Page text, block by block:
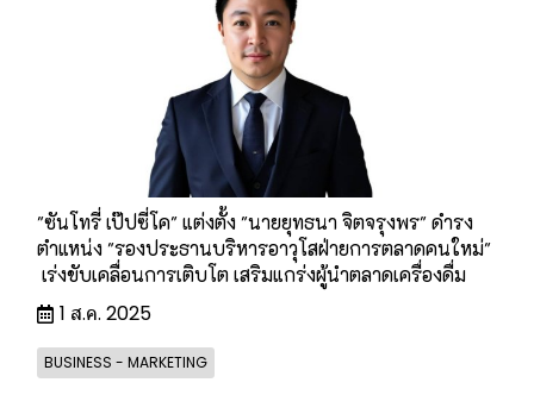
"ซันโทรี่ เป๊ปซี่โค" แต่งตั้ง "นายยุทธนา จิตจรุงพร" ดำรง
ตำแหน่ง "รองประธานบริหารอาวุโสฝ่ายการตลาดคนใหม่"
เร่งขับเคลื่อนการเติบโต เสริมแกร่งผู้นำตลาดเครื่องดื่ม
1 ส.ค. 2025
BUSINESS - MARKETING